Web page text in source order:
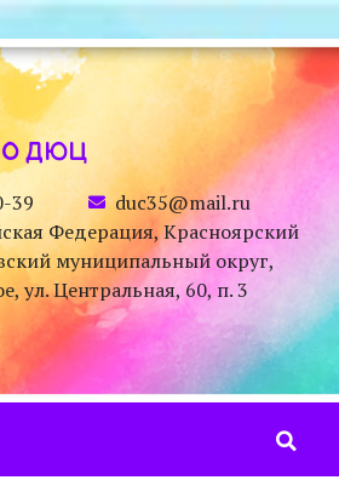
ДЮЦ
39
duc35@mail.ru
Федерация, Красноярский
муниципальный округ,
ул. Центральная, 60, п. 3